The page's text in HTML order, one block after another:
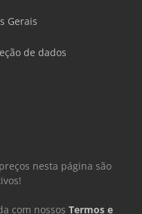
Gerais
de dados
nesta página são
com nossos Termos e